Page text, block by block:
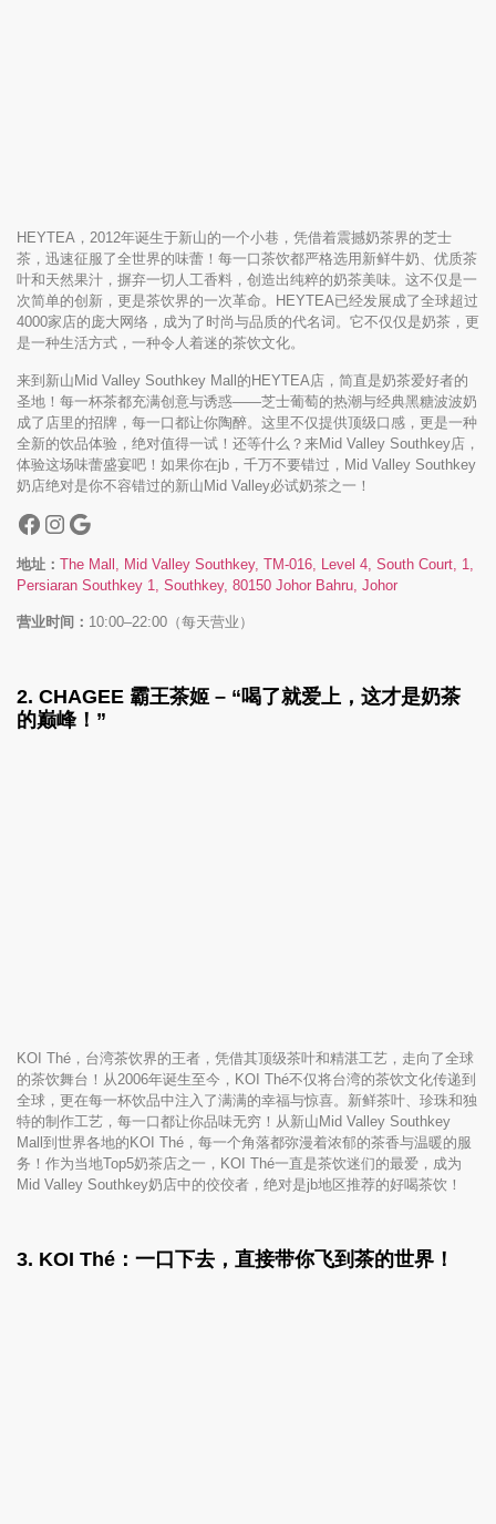
HEYTEA，2012年诞生于新山的一个小巷，凭借着震撼奶茶界的芝士
茶，迅速征服了全世界的味蕾！每一口茶饮都严格选用新鲜牛奶、优质茶
叶和天然果汁，摒弃一切人工香料，创造出纯粹的奶茶美味。这不仅是一
次简单的创新，更是茶饮界的一次革命。HEYTEA已经发展成了全球超过
4000家店的庞大网络，成为了时尚与品质的代名词。它不仅仅是奶茶，更
是一种生活方式，一种令人着迷的茶饮文化。
来到新山Mid Valley Southkey Mall的HEYTEA店，简直是奶茶爱好者的
圣地！每一杯茶都充满创意与诱惑——芝士葡萄的热潮与经典黑糖波波奶
成了店里的招牌，每一口都让你陶醉。这里不仅提供顶级口感，更是一种
全新的饮品体验，绝对值得一试！还等什么？来Mid Valley Southkey店，
体验这场味蕾盛宴吧！如果你在jb，千万不要错过，Mid Valley Southkey
奶店绝对是你不容错过的新山Mid Valley必试奶茶之一！
地址： The Mall, Mid Valley Southkey, TM-016, Level 4, South Court, 1,
Persiaran Southkey 1, Southkey, 80150 Johor Bahru, Johor
营业时间： 10:00–22:00（每天营业）
2. CHAGEE 霸王茶姬 – “喝了就爱上，这才是奶茶
的巅峰！”
KOI Thé，台湾茶饮界的王者，凭借其顶级茶叶和精湛工艺，走向了全球
的茶饮舞台！从2006年诞生至今，KOI Thé不仅将台湾的茶饮文化传递到
全球，更在每一杯饮品中注入了满满的幸福与惊喜。新鲜茶叶、珍珠和独
特的制作工艺，每一口都让你品味无穷！从新山Mid Valley Southkey
Mall到世界各地的KOI Thé，每一个角落都弥漫着浓郁的茶香与温暖的服
务！作为当地Top5奶茶店之一，KOI Thé一直是茶饮迷们的最爱，成为
Mid Valley Southkey奶店中的佼佼者，绝对是jb地区推荐的好喝茶饮！
3. KOI Thé：一口下去，直接带你飞到茶的世界！